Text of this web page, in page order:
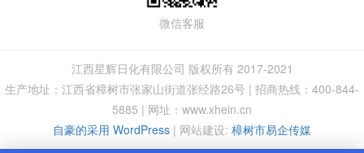
微信客服
江西星辉日化有限公司 版权所有 2017-2021
生产地址：江西省樟树市张家山街道张经路26号 | 招商热线：400-844-
5885 | 网址：www.xhein.cn
自豪的采用 WordPress | 网站建设: 樟树市易企传媒